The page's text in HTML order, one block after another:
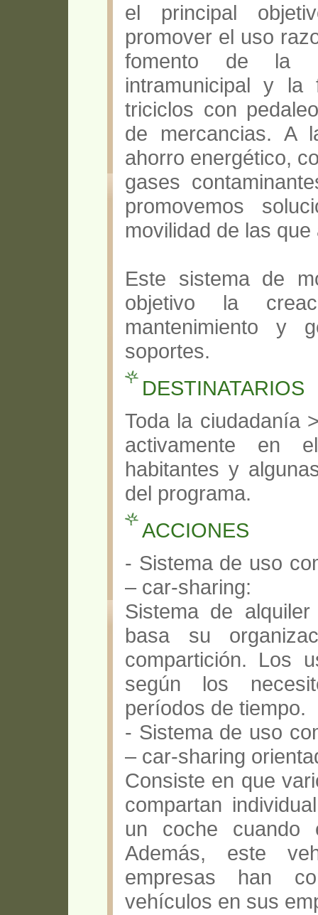
el principal
promover el uso
fomento de la
intramunicipal y la
triciclos con
de mercancias. A
ahorro energético,
gases
promovemos
movilidad de las
Este sistema de
objetivo la
mantenimiento y
soportes.
DESTINATARIOS
Toda la ciudadanía
activamente en
habitantes y
del programa.
ACCIONES
- Sistema de uso
– car-sharing:
Sistema de
basa su
compartición. Los
según los
períodos de tiempo.
- Sistema de uso
– car-sharing
Consiste en que
compartan
un coche cuando
Además, este
empresas han
vehículos en sus